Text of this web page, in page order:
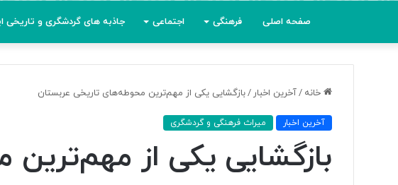
صفحه اصلی فرهنگی اجتماعی جاذبه های گردشگری و تاریخی
خانه /آخرین اخبار /بازگشایی یکی از مهم‌ترین محوطه‌های تاریخی عربستان
آخرین اخبار میراث فرهنگی و گردشگری
بازگشایی یکی از